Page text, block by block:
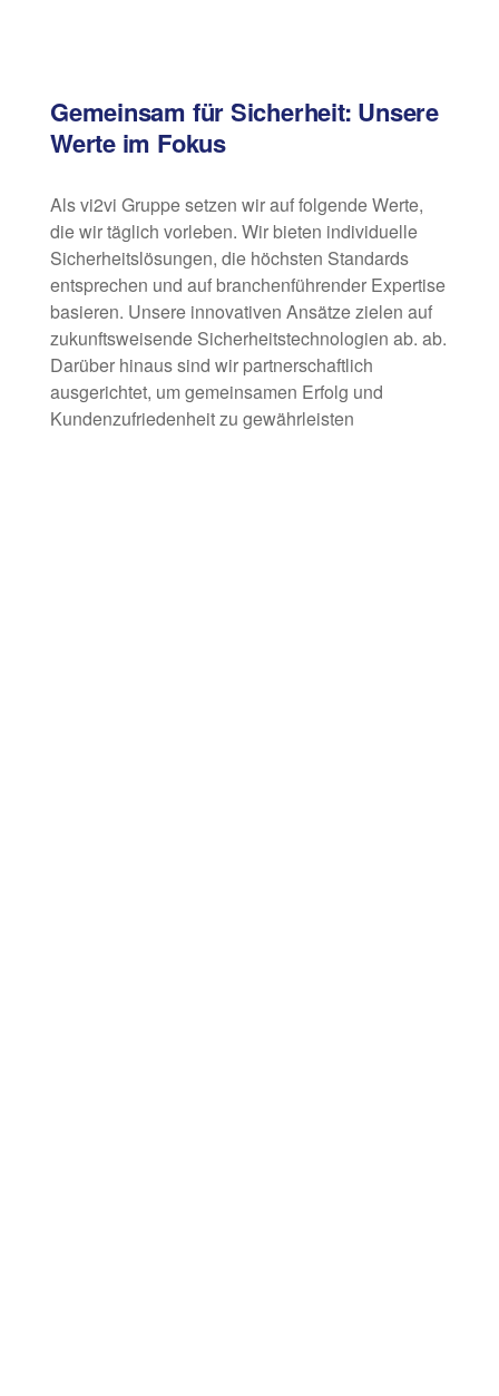
Gemeinsam für Sicherheit: Unsere
Werte im Fokus
Als vi2vi Gruppe setzen wir auf folgende Werte,
die wir täglich vorleben. Wir bieten individuelle
Sicherheitslösungen, die höchsten Standards
entsprechen und auf branchenführender Expertise
basieren. Unsere innovativen Ansätze zielen auf
zukunftsweisende Sicherheitstechnologien ab. ab.
Darüber hinaus sind wir partnerschaftlich
ausgerichtet, um gemeinsamen Erfolg und
Kundenzufriedenheit zu gewährleisten